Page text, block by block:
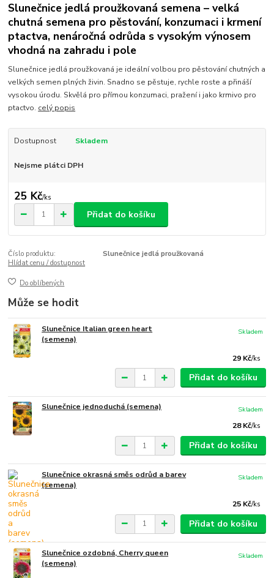
Slunečnice jedlá proužkovaná semena – velká
chutná semena pro pěstování, konzumaci i krmení
ptactva, nenáročná odrůda s vysokým výnosem
vhodná na zahradu i pole
Slunečnice jedlá proužkovaná je ideální volbou pro pěstování chutných a
velkých semen plných živin. Snadno se pěstuje, rychle roste a přináší
vysokou úrodu. Skvělá pro přímou konzumaci, pražení i jako krmivo pro
ptactvo. celý popis
Dostupnost Skladem
Nejsme plátci DPH
25 Kč/ks
Přidat do košíku
Číslo produktu:
Slunečnice jedlá proužkovaná
Hlídat cenu / dostupnost
Do oblíbených
Může se hodit
Slunečnice Italian green heart
(semena)
29 Kč/ks
Skladem
Přidat do košíku
Slunečnice jednoduchá (semena)
28 Kč/ks
Skladem
Přidat do košíku
Slunečnice okrasná směs odrůd a barev
(semena)
25 Kč/ks
Skladem
Přidat do košíku
Slunečnice ozdobná, Cherry queen
(semena)
Skladem